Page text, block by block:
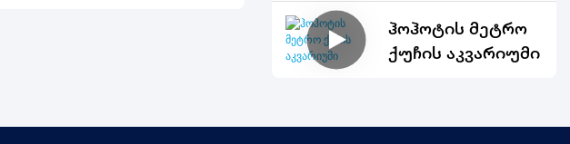
ჰოჰოტის მეტრო
ქუჩის აკვარიუმი